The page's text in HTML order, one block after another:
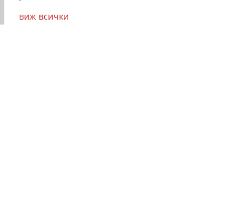
виж всички